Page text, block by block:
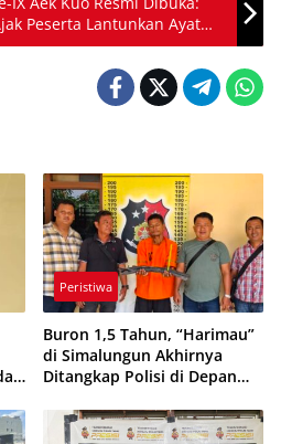
Peserta Lantunkan Ayat
Peristiwa
Buron 1,5 Tahun, “Harimau”
di Simalungun Akhirnya
Ditangkap Polisi di Depan